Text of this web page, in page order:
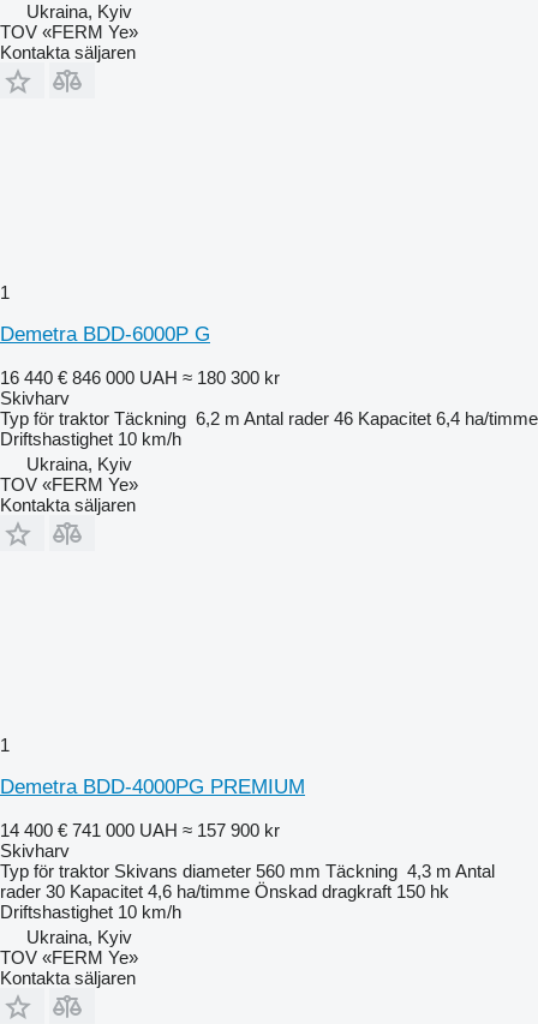
Ukraina, Kyiv
TOV «FERM Ye»
Kontakta säljaren
1
Demetra BDD-6000P G
16 440 € 846 000 UAH ≈ 180 300 kr
Skivharv
Typ för traktor Täckning 6,2 m Antal rader 46 Kapacitet 6,4 ha/timme
Driftshastighet 10 km/h
Ukraina, Kyiv
TOV «FERM Ye»
Kontakta säljaren
1
Demetra BDD-4000PG PREMIUM
14 400 € 741 000 UAH ≈ 157 900 kr
Skivharv
Typ för traktor Skivans diameter 560 mm Täckning 4,3 m Antal
rader 30 Kapacitet 4,6 ha/timme Önskad dragkraft 150 hk
Driftshastighet 10 km/h
Ukraina, Kyiv
TOV «FERM Ye»
Kontakta säljaren